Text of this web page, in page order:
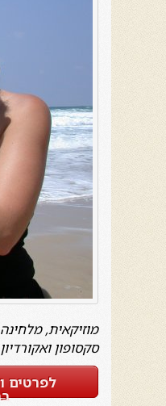
מוזיקאית,מלחינה
סקסופון ואקורדיון
לפרטים